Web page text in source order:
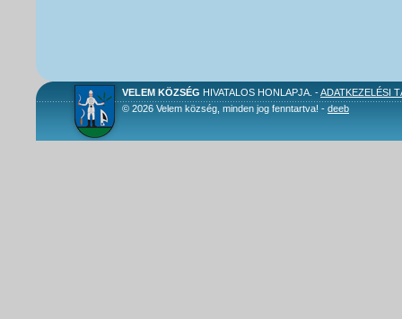
VELEM KÖZSÉG HIVATALOS HONLAPJA. -ADATKEZELÉSI
© 2026 Velem község, minden jog fenntartva! - deeb